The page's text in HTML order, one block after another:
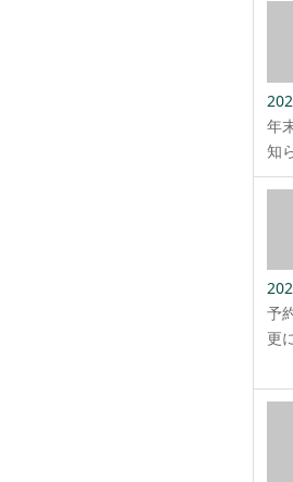
年
知
予
更